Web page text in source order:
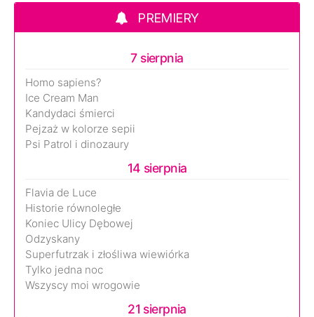
PREMIERY
7 sierpnia
Homo sapiens?
Ice Cream Man
Kandydaci śmierci
Pejzaż w kolorze sepii
Psi Patrol i dinozaury
14 sierpnia
Flavia de Luce
Historie równoległe
Koniec Ulicy Dębowej
Odzyskany
Superfutrzak i złośliwa wiewiórka
Tylko jedna noc
Wszyscy moi wrogowie
21 sierpnia